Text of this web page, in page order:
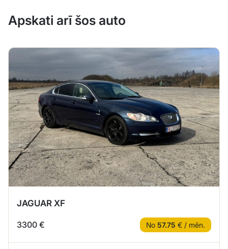
Apskati arī šos auto
JAGUAR XF
3300 € No 57.75 € / mēn.